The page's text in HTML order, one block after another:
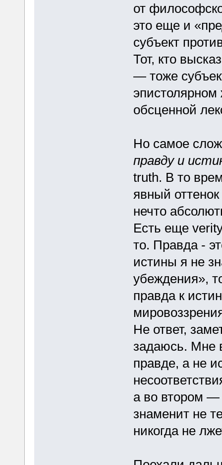
от
это еще и
субъект
Тот, кто
— тоже
эпистолярном
обсценной
Но самое
правду и
truth. В то
явный
нечто
Есть еще
то. Правда -
истины я не
убеждения»,
правда к
Не ответ,
задаюсь. Мне
правде, а не
а во втором —
знаменит не
никогда не